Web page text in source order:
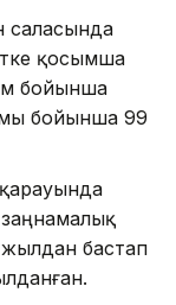
саласында
қосымша
бойынша
бойынша 99
заңнамалық
жылдан бастап